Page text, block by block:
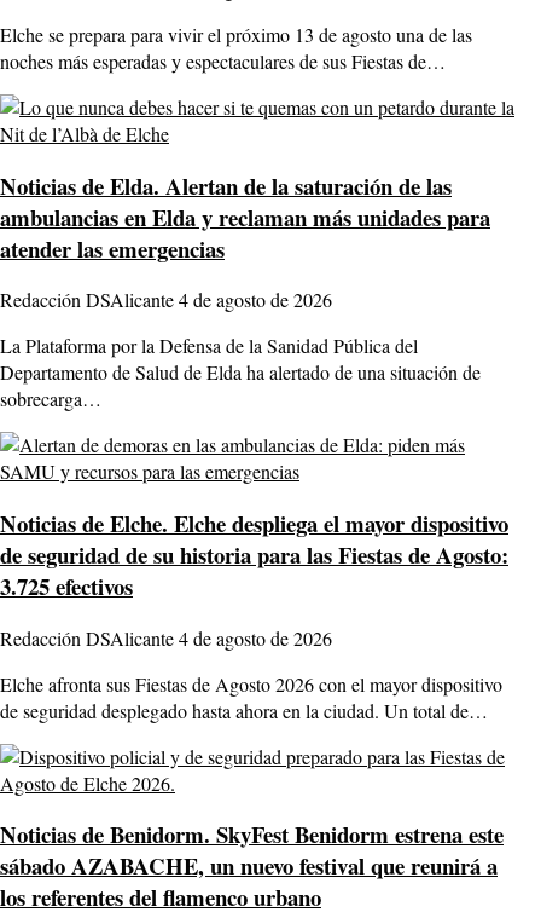
Elche se prepara para vivir el próximo 13 de agosto una de las
noches más esperadas y espectaculares de sus Fiestas de…
Noticias de Elda. Alertan de la saturación de las
ambulancias en Elda y reclaman más unidades para
atender las emergencias
Redacción DSAlicante4 de agosto de 2026
La Plataforma por la Defensa de la Sanidad Pública del
Departamento de Salud de Elda ha alertado de una situación de
sobrecarga…
Noticias de Elche. Elche despliega el mayor dispositivo
de seguridad de su historia para las Fiestas de Agosto:
3.725 efectivos
Redacción DSAlicante4 de agosto de 2026
Elche afronta sus Fiestas de Agosto 2026 con el mayor dispositivo
de seguridad desplegado hasta ahora en la ciudad. Un total de…
Noticias de Benidorm. SkyFest Benidorm estrena este
sábado AZABACHE, un nuevo festival que reunirá a
los referentes del flamenco urbano